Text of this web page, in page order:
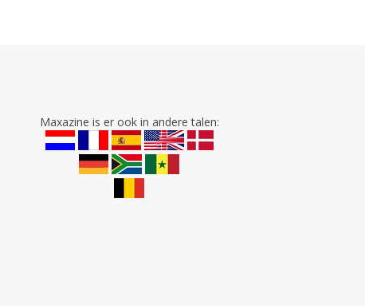
Maxazine is er ook in andere talen: